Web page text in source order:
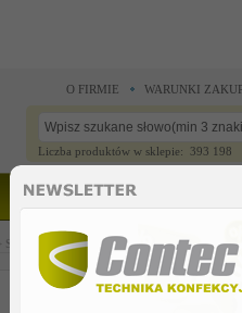
O FIRMIE WARUNKI
Liczba produktów w sklepie: 393 198
CZĘŚCI ZAMIENNE
Stopki do wszywania sznurka >
POLSTOPKA LEWA